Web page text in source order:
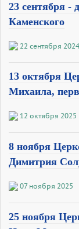
23 сентября -
Каменского
22 сентября 2024
13 октября
Михаила,
12 октября 2025
8 ноября
Димитрия
07 ноября 2025
25 ноября